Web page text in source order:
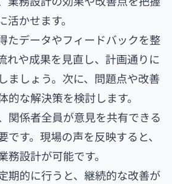
活かせます。
たデータやフィードバックを整
れや成果を見直し、計画通りに
ましょう。次に、問題点や改善
的な解決策を検討します。
関係者全員が意見を共有できる
す。現場の声を反映すると、
務設計が可能です。
期的に行うと、継続的な改善が